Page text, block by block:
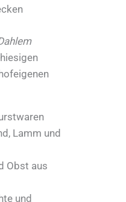
Lamm und
Obst aus
und